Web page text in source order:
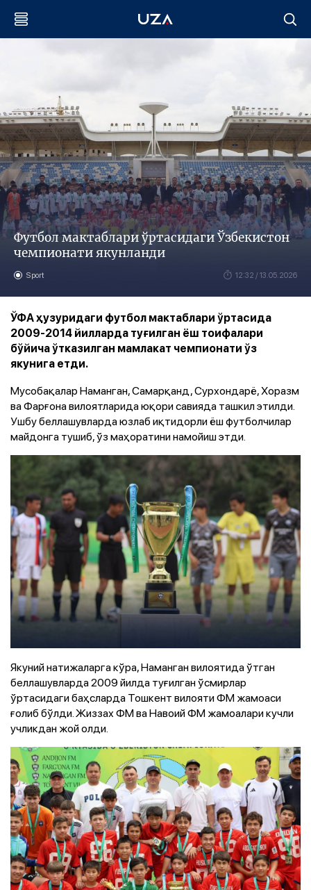
Футбол мактаблари ўртасидаги Ўзбекистон
чемпионати якунланди
Sport 12:32 / 13.05.2026
ЎФА ҳузуридаги футбол мактаблари ўртасида
2009-2014 йилларда туғилган ёш тоифалари
бўйича ўтказилган мамлакат чемпионати ўз
якунига етди.
Мусобақалар Наманган, Самарқанд, Сурхондарё, Хоразм
ва Фарғона вилоятларида юқори савияда ташкил этилди.
Ушбу беллашувларда юзлаб иқтидорли ёш футболчилар
майдонга тушиб, ўз маҳоратини намойиш этди.
Якуний натижаларга кўра, Наманган вилоятида ўтган
беллашувларда 2009 йилда туғилган ўсмирлар
ўртасидаги баҳсларда Тошкент вилояти ФМ жамоаси
ғолиб бўлди. Жиззах ФМ ва Навоий ФМ жамоалари кучли
учликдан жой олди.